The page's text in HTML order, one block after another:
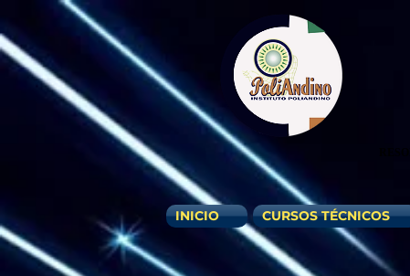
INICIO CURSOS TÉCNICOS